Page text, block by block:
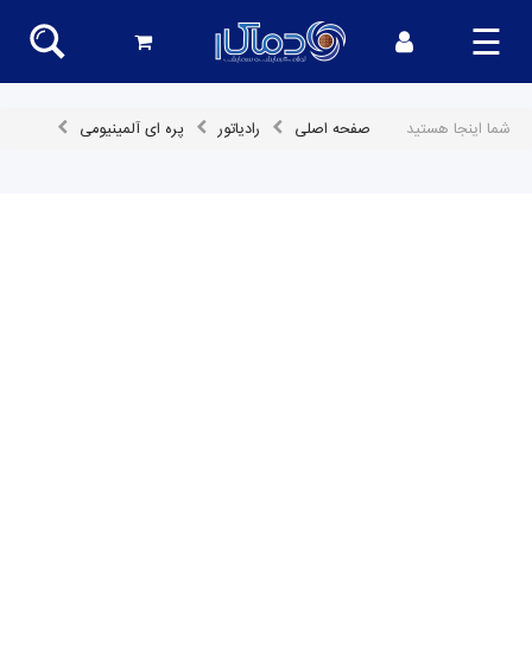
☰
شما اینجا هستید صفحه اصلی رادیاتور پره ای آلمینیومی